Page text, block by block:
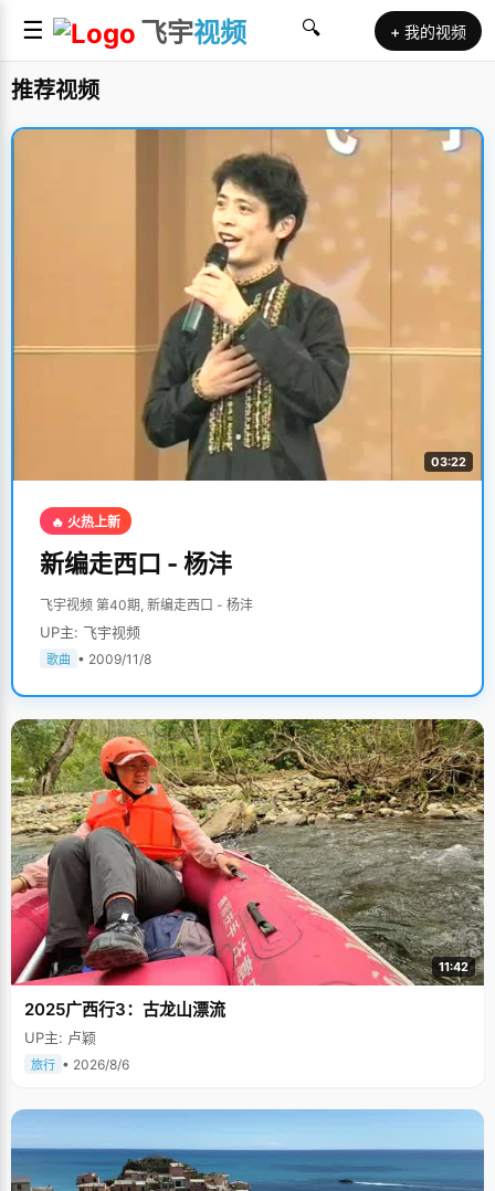
☰ 飞宇视频 🔍 + 我的视频
推荐视频
03:22
🔥 火热上新
新编走西口 - 杨沣
飞宇视频 第40期, 新编走西口 - 杨沣
UP主: 飞宇视频
歌曲 • 2009/11/8
11:42
2025广西行3：古龙山漂流
UP主: 卢颖
旅行 • 2026/8/6